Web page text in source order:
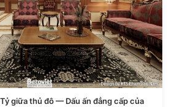
giữa thủ đô — Dấu ấn đẳng cấp của